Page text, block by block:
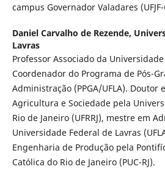
campus Governador Valadares (UFJF-
Daniel Carvalho de Rezende,
Lavras
Professor Associado da
Coordenador do Programa de Pós-
Administração (PPGA/UFLA). Doutor
Agricultura e Sociedade pela
Rio de Janeiro (UFRRJ), mestre em
Universidade Federal de Lavras
Engenharia de Produção pela
Católica do Rio de Janeiro (PUC-RJ).